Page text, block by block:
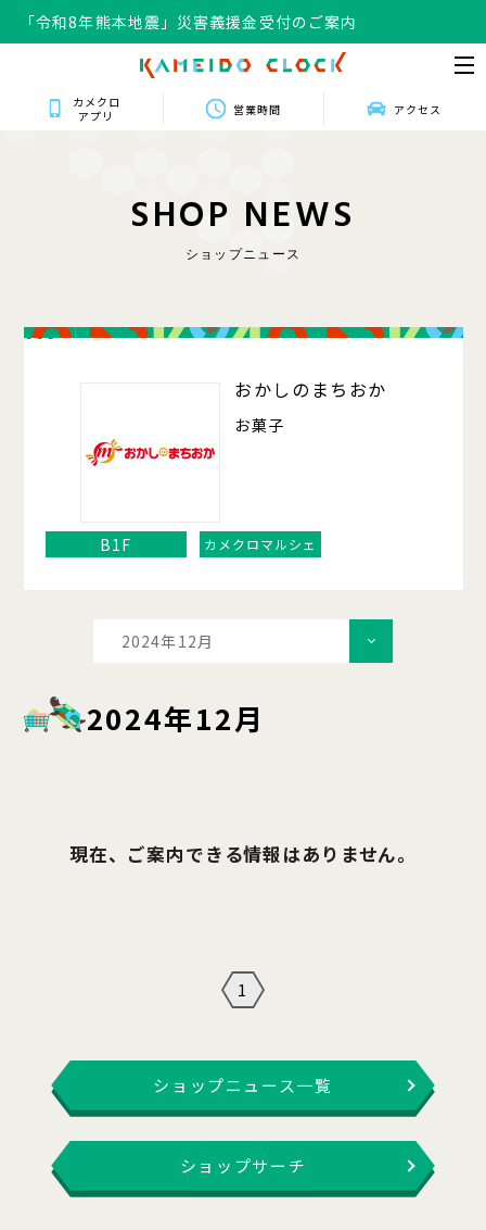
「令和8年熊本地震」災害義援金受付のご案内
カメクロ
アプリ
営業時間 アクセス
SHOP NEWS
ショップニュース
008
おかしのまちおか
お菓子
B1F カメクロマルシェ
2024年12月
2024年12月
現在、ご案内できる情報はありません。
1
ショップニュース一覧
ショップサーチ